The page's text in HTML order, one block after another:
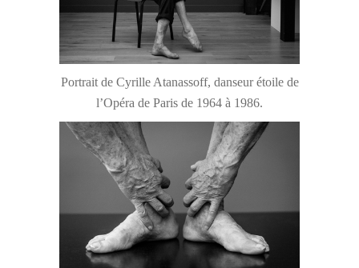
Portrait de Cyrille Atanassoff, danseur étoile de
l’Opéra de Paris de 1964 à 1986.